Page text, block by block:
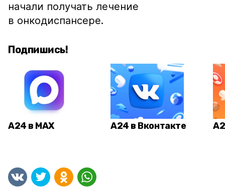
начали получать лечение
в онкодиспансере.
Подпишись!
А24 в MAX А24 в Вконтакте